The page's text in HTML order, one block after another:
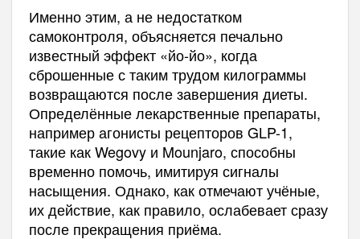
Именно этим, а не недостатком
самоконтроля, объясняется печально
известный эффект «йо-йо», когда
сброшенные с таким трудом килограммы
возвращаются после завершения диеты.
Определённые лекарственные препараты,
например агонисты рецепторов GLP-1,
такие как Wegovy и Mounjaro, способны
временно помочь, имитируя сигналы
насыщения. Однако, как отмечают учёные,
их действие, как правило, ослабевает сразу
после прекращения приёма.